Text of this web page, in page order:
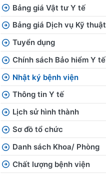
Bảng giá Vật tư Y tế
Bảng giá Dịch vụ Kỹ thuật
Tuyển dụng
Chính sách Bảo hiểm Y tế
Nhật ký bệnh viện
Thông tin Y tế
Lịch sử hình thành
Sơ đồ tổ chức
Danh sách Khoa/ Phòng
Chất lượng bệnh viện